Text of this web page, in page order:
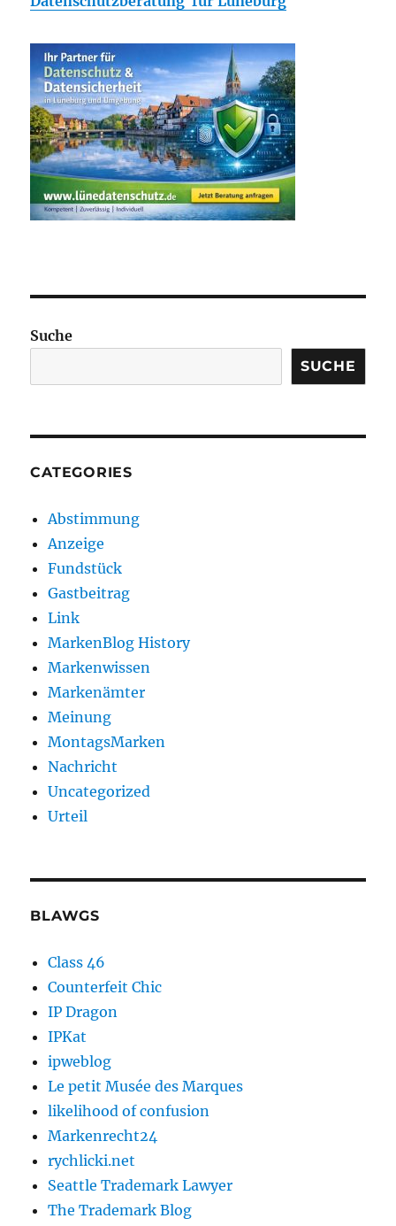
Suche
SUCHE
CATEGORIES
Abstimmung
Anzeige
Fundstück
Gastbeitrag
Link
MarkenBlog History
Markenwissen
Markenämter
Meinung
MontagsMarken
Nachricht
Uncategorized
Urteil
BLAWGS
Class 46
Counterfeit Chic
IP Dragon
IPKat
ipweblog
Le petit Musée des Marques
likelihood of confusion
Markenrecht24
rychlicki.net
Seattle Trademark Lawyer
The Trademark Blog